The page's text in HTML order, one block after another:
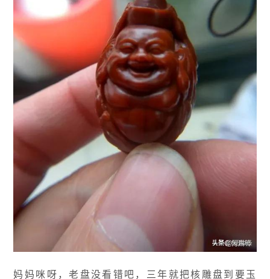
妈妈咪呀，老盘没看错吧，三年就把核雕盘到要玉